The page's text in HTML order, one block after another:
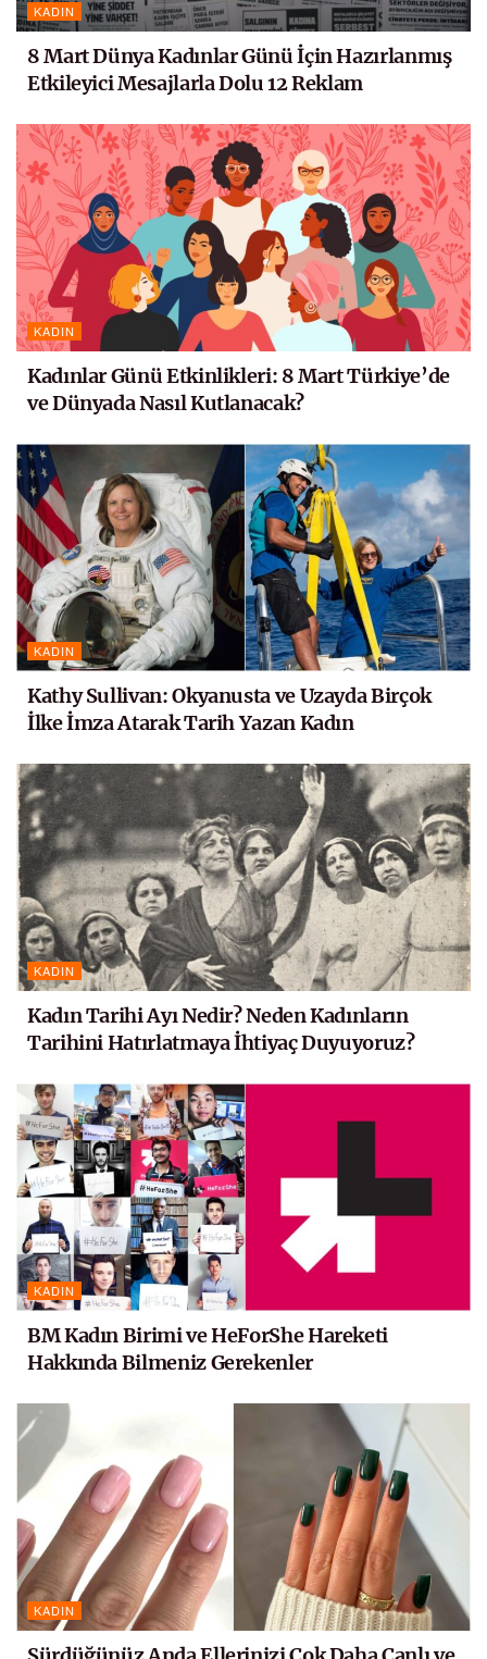
KADIN
8 Mart Dünya Kadınlar Günü İçin Hazırlanmış
Etkileyici Mesajlarla Dolu 12 Reklam
KADIN
Kadınlar Günü Etkinlikleri: 8 Mart Türkiye’de
ve Dünyada Nasıl Kutlanacak?
KADIN
Kathy Sullivan: Okyanusta ve Uzayda Birçok
İlke İmza Atarak Tarih Yazan Kadın
KADIN
Kadın Tarihi Ayı Nedir? Neden Kadınların
Tarihini Hatırlatmaya İhtiyaç Duyuyoruz?
KADIN
BM Kadın Birimi ve HeForShe Hareketi
Hakkında Bilmeniz Gerekenler
KADIN